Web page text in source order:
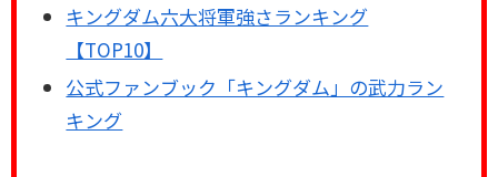
キングダム六大将軍強さランキング
【TOP10】
公式ファンブック「キングダム」の武力ラン
キング